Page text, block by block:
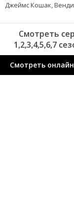
Джеймс Кошак,
Смотреть
1,2,3,4,5,6,7
Смотреть онлайн